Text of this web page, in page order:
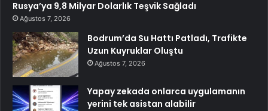
Rusya’ya 9,8 Milyar Dolarlık Teşvik Sağladı
Ağustos 7, 2026
Bodrum’da Su Hattı Patladı, Trafikte
Uzun Kuyruklar Oluştu
Ağustos 7, 2026
Yapay zekada onlarca uygulamanın
yerini tek asistan alabilir